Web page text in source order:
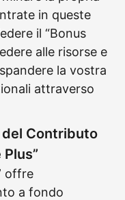
in queste
il “Bonus
alle risorse e
la vostra
attraverso
Contributo
offre
a fondo